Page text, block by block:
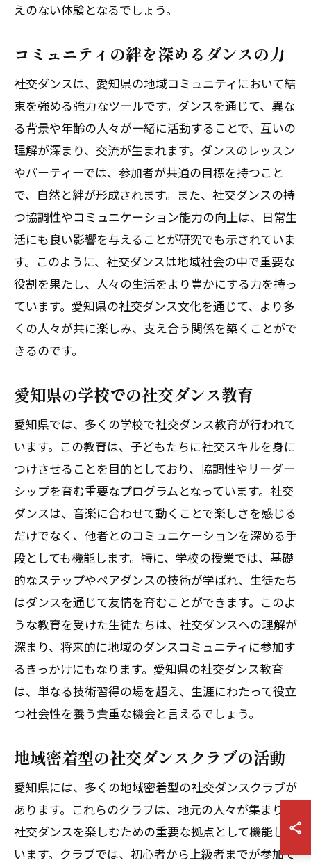
えのない体験となるでしょう。
コミュニティの絆を深めるダンスの力
社交ダンスは、愛知県の地域コミュニティにおいて結
束を強める強力なツールです。ダンスを通じて、異な
る背景や年齢の人々が一緒に活動することで、互いの
理解が深まり、交流が生まれます。ダンスのレッスン
やパーティーでは、参加者が共通の目標を持つこと
で、自然と絆が形成されます。また、社交ダンスの持
つ協調性やコミュニケーション能力の向上は、日常生
活にも良い影響を与えることが研究でも示されていま
す。このように、社交ダンスは地域社会の中で重要な
役割を果たし、人々の生活をより豊かにする力を持っ
ています。愛知県の社交ダンス文化を通じて、より多
くの人々が共に楽しみ、支え合う関係を築くことがで
きるのです。
愛知県の学校での社交ダンス教育
愛知県では、多くの学校で社交ダンス教育が行われて
います。この教育は、子どもたちに社交スキルを身に
つけさせることを目的としており、協調性やリーダー
シップを育む重要なプログラムとなっています。社交
ダンスは、音楽に合わせて動くことで楽しさを感じる
だけでなく、他者とのコミュニケーションを深める手
段としても機能します。特に、学校の授業では、基礎
的なステップやペアダンスの技術が学ばれ、生徒たち
はダンスを通じて友情を育むことができます。このよ
うな教育を受けた生徒たちは、社交ダンスへの理解が
深まり、将来的に地域のダンスコミュニティに参加す
るきっかけにもなります。愛知県の社交ダンス教育
は、単なる技術習得の場を超え、生涯にわたって役立
つ社会性を養う貴重な機会と言えるでしょう。
地域密着型の社交ダンスクラブの活動
愛知県には、多くの地域密着型の社交ダンスクラブが
あります。これらのクラブは、地元の人々が集まり、
社交ダンスを楽しむための重要な拠点として機能して
います。クラブでは、初心者から上級者までが参加で